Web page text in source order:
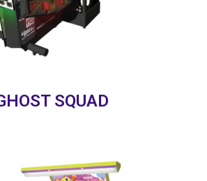
SQUAD
des minis palets bonus.